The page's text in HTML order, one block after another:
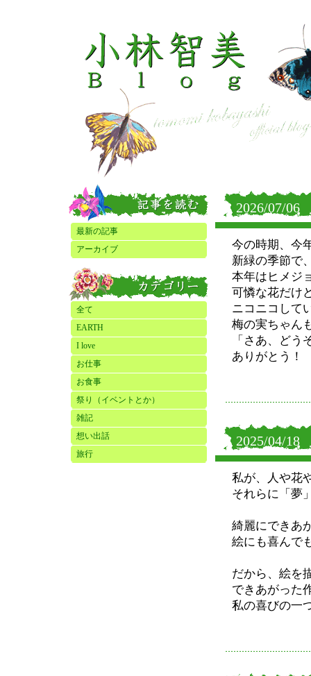
最新の記事
アーカイブ
全て
EARTH
I love
お仕事
お食事
祭り（イベントとか）
雑記
想い出話
旅行
2026/07/06
今の時期、今
新緑の季節で
本年はヒメジ
可憐な花だけ
ニコニコして
梅の実ちゃん
「さあ、どう
ありがとう！
2025/04/18
私が、人や花
それらに「夢
綺麗にできあ
絵にも喜んで
だから、絵を
できあがった
私の喜びの一